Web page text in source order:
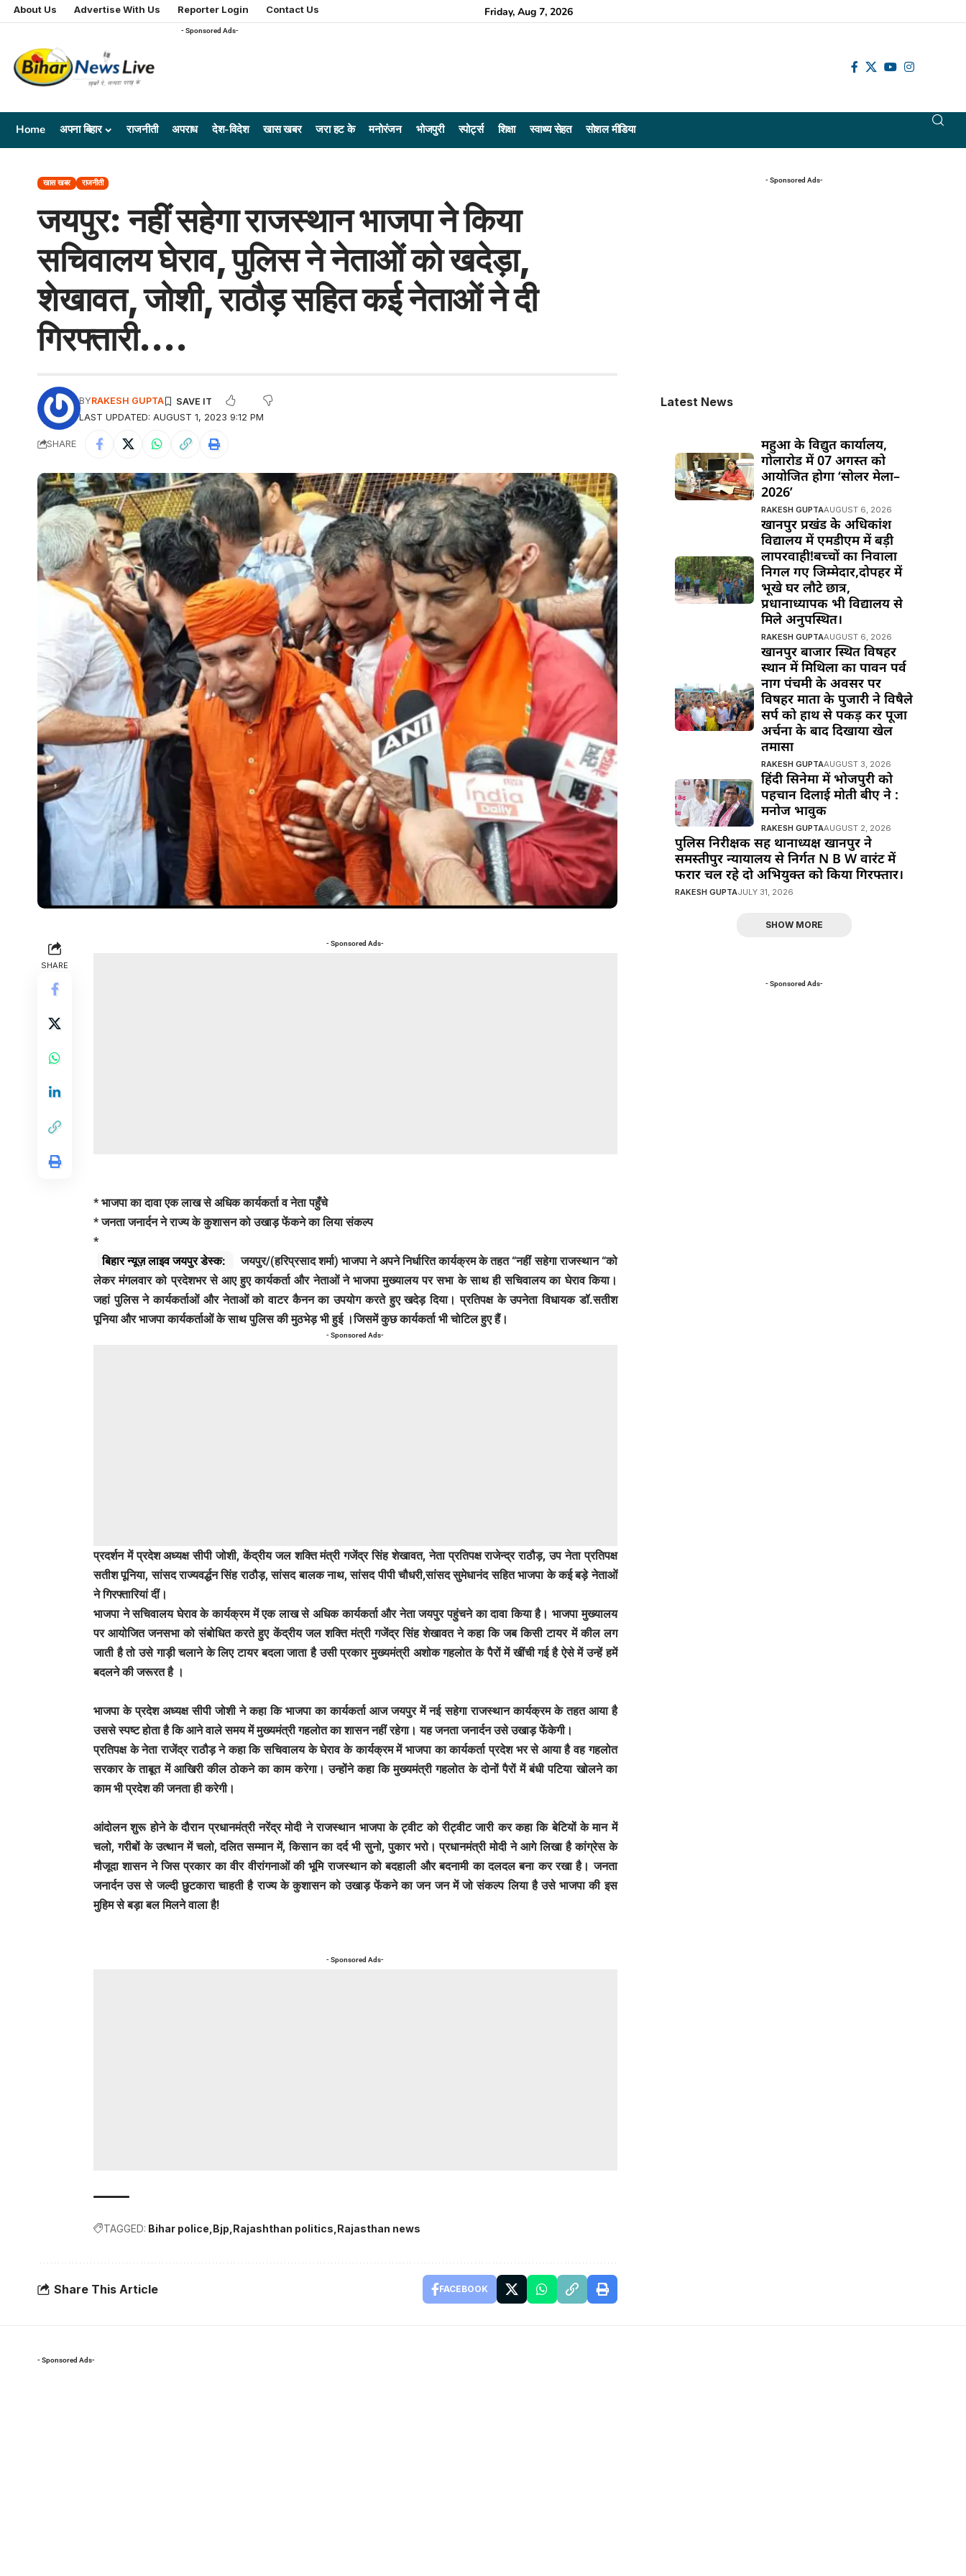
About Us Advertise With Us Reporter Login Contact Us Friday, Aug 7, 2026
- Sponsored Ads-
Home अपना बिहार राजनीती अपराध देश-विदेश खास खबर जरा हट के मनोरंजन भोजपुरी स्पोर्ट्स शिक्षा स्वाथ्य सेहत सोशल मीडिया
खास खबर राजनीती
जयपुर: नहीं सहेगा राजस्थान भाजपा ने किया
सचिवालय घेराव, पुलिस ने नेताओं को खदेड़ा,
शेखावत, जोशी, राठौड़ सहित कई नेताओं ने दी
गिरफ्तारी….
LAST UPDATED: AUGUST 1, 2023 9:12 PM
BYRAKESH GUPTA
SHARE
SHARE
- Sponsored Ads-
* भाजपा का दावा एक लाख से अधिक कार्यकर्ता व नेता पहुँचे
* जनता जनार्दन ने राज्य के कुशासन को उखाड़ फेंकने का लिया संकल्प
*
बिहार न्यूज़ लाइव जयपुर डेस्क:
जयपुर/(हरिप्रसाद शर्मा) भाजपा ने अपने निर्धारित कार्यक्रम के तहत “नहीं सहेगा राजस्थान “को
लेकर मंगलवार को प्रदेशभर से आए हुए कार्यकर्ता और नेताओं ने भाजपा मुख्यालय पर सभा के साथ ही सचिवालय का घेराव किया।
जहां पुलिस ने कार्यकर्ताओं और नेताओं को वाटर कैनन का उपयोग करते हुए खदेड़ दिया। प्रतिपक्ष के उपनेता विधायक डॉ.सतीश
पूनिया और भाजपा कार्यकर्ताओं के साथ पुलिस की मुठभेड़ भी हुई ।जिसमें कुछ कार्यकर्ता भी चोटिल हुए हैं।
- Sponsored Ads-
प्रदर्शन में प्रदेश अध्यक्ष सीपी जोशी, केंद्रीय जल शक्ति मंत्री गजेंद्र सिंह शेखावत, नेता प्रतिपक्ष राजेन्द्र राठौड़, उप नेता प्रतिपक्ष
सतीश पूनिया, सांसद राज्यवर्द्धन सिंह राठौड़, सांसद बालक नाथ, सांसद पीपी चौधरी,सांसद सुमेधानंद सहित भाजपा के कई बड़े नेताओं
ने गिरफ्तारियां दीं।
भाजपा ने सचिवालय घेराव के कार्यक्रम में एक लाख से अधिक कार्यकर्ता और नेता जयपुर पहुंचने का दावा किया है। भाजपा मुख्यालय
पर आयोजित जनसभा को संबोधित करते हुए केंद्रीय जल शक्ति मंत्री गजेंद्र सिंह शेखावत ने कहा कि जब किसी टायर में कील लग
जाती है तो उसे गाड़ी चलाने के लिए टायर बदला जाता है उसी प्रकार मुख्यमंत्री अशोक गहलोत के पैरों में खींची गई है ऐसे में उन्हें हमें
बदलने की जरूरत है ।
भाजपा के प्रदेश अध्यक्ष सीपी जोशी ने कहा कि भाजपा का कार्यकर्ता आज जयपुर में नई सहेगा राजस्थान कार्यक्रम के तहत आया है
उससे स्पष्ट होता है कि आने वाले समय में मुख्यमंत्री गहलोत का शासन नहीं रहेगा। यह जनता जनार्दन उसे उखाड़ फेंकेगी।
प्रतिपक्ष के नेता राजेंद्र राठौड़ ने कहा कि सचिवालय के घेराव के कार्यक्रम में भाजपा का कार्यकर्ता प्रदेश भर से आया है वह गहलोत
सरकार के ताबूत में आखिरी कील ठोकने का काम करेगा। उन्होंने कहा कि मुख्यमंत्री गहलोत के दोनों पैरों में बंधी पटिया खोलने का
काम भी प्रदेश की जनता ही करेगी।
आंदोलन शुरू होने के दौरान प्रधानमंत्री नरेंद्र मोदी ने राजस्थान भाजपा के ट्वीट को रीट्वीट जारी कर कहा कि बेटियों के मान में
चलो, गरीबों के उत्थान में चलो, दलित सम्मान में, किसान का दर्द भी सुनो, पुकार भरो। प्रधानमंत्री मोदी ने आगे लिखा है कांग्रेस के
मौजूदा शासन ने जिस प्रकार का वीर वीरांगनाओं की भूमि राजस्थान को बदहाली और बदनामी का दलदल बना कर रखा है। जनता
जनार्दन उस से जल्दी छुटकारा चाहती है राज्य के कुशासन को उखाड़ फेंकने का जन जन में जो संकल्प लिया है उसे भाजपा की इस
मुहिम से बड़ा बल मिलने वाला है!
- Sponsored Ads-
TAGGED: Bihar police Bjp Rajashthan politics Rajasthan news
Share This Article FACEBOOK
- Sponsored Ads-
Latest News
महुआ के विद्युत कार्यालय,
गोलारोड में 07 अगस्त को
आयोजित होगा ‘सोलर मेला–
2026’
RAKESH GUPTAAUGUST 6, 2026
खानपुर प्रखंड के अधिकांश
विद्यालय में एमडीएम में बड़ी
लापरवाही!बच्चों का निवाला
निगल गए जिम्मेदार,दोपहर में
भूखे घर लौटे छात्र,
प्रधानाध्यापक भी विद्यालय से
मिले अनुपस्थित।
RAKESH GUPTAAUGUST 6, 2026
खानपुर बाजार स्थित विषहर
स्थान में मिथिला का पावन पर्व
नाग पंचमी के अवसर पर
विषहर माता के पुजारी ने विषैले
सर्प को हाथ से पकड़ कर पूजा
अर्चना के बाद दिखाया खेल
तमासा
RAKESH GUPTAAUGUST 3, 2026
हिंदी सिनेमा में भोजपुरी को
पहचान दिलाई मोती बीए ने :
मनोज भावुक
RAKESH GUPTAAUGUST 2, 2026
पुलिस निरीक्षक सह थानाध्यक्ष खानपुर ने
समस्तीपुर न्यायालय से निर्गत N B W वारंट में
फरार चल रहे दो अभियुक्त को किया गिरफ्तार।
RAKESH GUPTAJULY 31, 2026
SHOW MORE
- Sponsored Ads-
- Sponsored Ads-